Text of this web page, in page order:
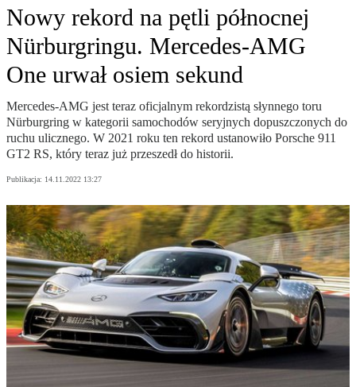
Nowy rekord na pętli północnej
Nürburgringu. Mercedes-AMG
One urwał osiem sekund
Mercedes-AMG jest teraz oficjalnym rekordzistą słynnego toru
Nürburgring w kategorii samochodów seryjnych dopuszczonych do
ruchu ulicznego. W 2021 roku ten rekord ustanowiło Porsche 911
GT2 RS, który teraz już przeszedł do historii.
Publikacja: 14.11.2022 13:27